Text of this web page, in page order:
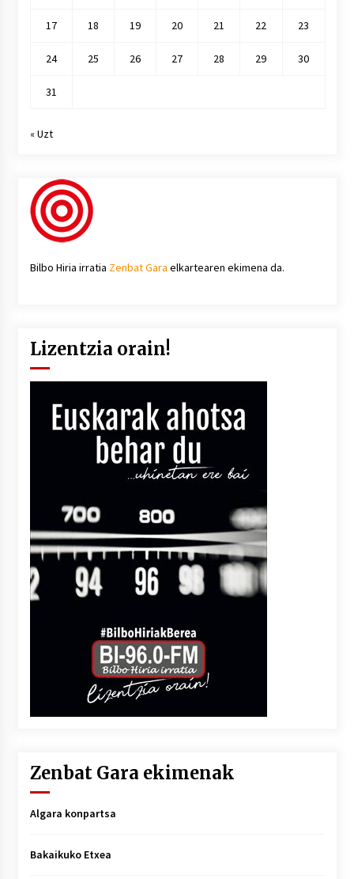
17 18 19 20 21 22 23
24 25 26 27 28 29 30
31
« Uzt
Bilbo Hiria irratia Zenbat Gara elkartearen ekimena da.
Lizentzia orain!
Zenbat Gara ekimenak
Algara konpartsa
Bakaikuko Etxea